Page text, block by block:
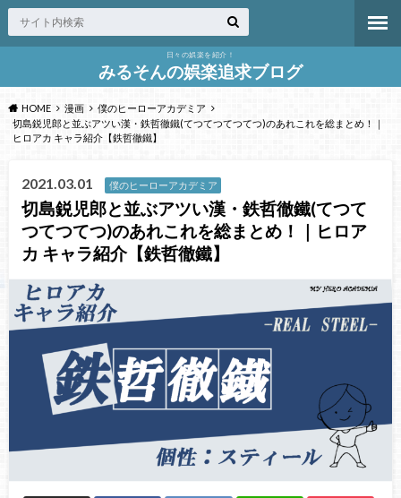
日々の娯楽を紹介！
みるそんの娯楽追求ブログ
HOME 漫画
僕のヒーローアカデミア
切島鋭児郎と並ぶアツい漢・鉄哲徹鐵(てつてつてつてつ)のあれこれを総まとめ！｜
ヒロアカ キャラ紹介【鉄哲徹鐵】
2021.03.01 僕のヒーローアカデミア
切島鋭児郎と並ぶアツい漢・鉄哲徹鐵(てつて
つてつてつ)のあれこれを総まとめ！｜ヒロア
カ キャラ紹介【鉄哲徹鐵】